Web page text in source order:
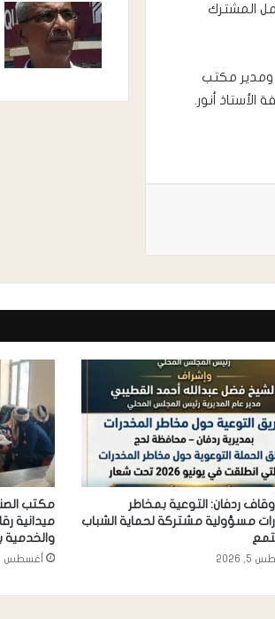
المشترك
ومدير مكتب
الأستاذ أنور.
ردفان: التوعية بمخاطر
مسؤولية مشتركة لحماية الشباب
2026
مكتب
ميدانية
والخدمية
أغسطس 5, 2026